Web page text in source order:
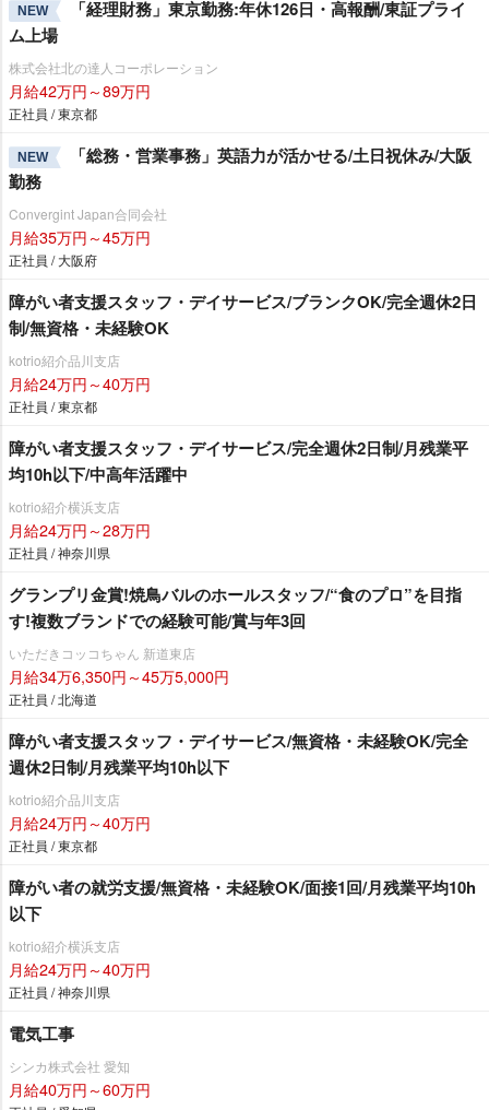
NEW
「経理財務」東京勤務:年休126日・高報酬/東証プライ
ム上場
株式会社北の達人コーポレーション
月給42万円～89万円
正社員 / 東京都
NEW
「総務・営業事務」英語力が活かせる/土日祝休み/大阪
勤務
Convergint Japan合同会社
月給35万円～45万円
正社員 / 大阪府
障がい者支援スタッフ・デイサービス/ブランクOK/完全週休2日
制/無資格・未経験OK
kotrio紹介品川支店
月給24万円～40万円
正社員 / 東京都
障がい者支援スタッフ・デイサービス/完全週休2日制/月残業平
均10h以下/中高年活躍中
kotrio紹介横浜支店
月給24万円～28万円
正社員 / 神奈川県
グランプリ金賞!焼鳥バルのホールスタッフ/“食のプロ”を目指
す!複数ブランドでの経験可能/賞与年3回
いただきコッコちゃん 新道東店
月給34万6,350円～45万5,000円
正社員 / 北海道
障がい者支援スタッフ・デイサービス/無資格・未経験OK/完全
週休2日制/月残業平均10h以下
kotrio紹介品川支店
月給24万円～40万円
正社員 / 東京都
障がい者の就労支援/無資格・未経験OK/面接1回/月残業平均10h
以下
kotrio紹介横浜支店
月給24万円～40万円
正社員 / 神奈川県
電気工事
シンカ株式会社 愛知
月給40万円～60万円